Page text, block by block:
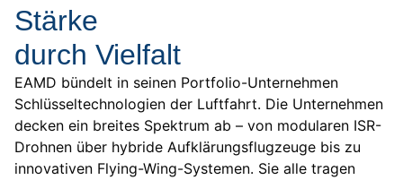
Stärke
durch Vielfalt
EAMD bündelt in seinen Portfolio-Unternehmen
Schlüsseltechnologien der Luftfahrt. Die Unternehmen
decken ein breites Spektrum ab – von modularen ISR-
Drohnen über hybride Aufklärungsflugzeuge bis zu
innovativen Flying-Wing-Systemen. Sie alle tragen